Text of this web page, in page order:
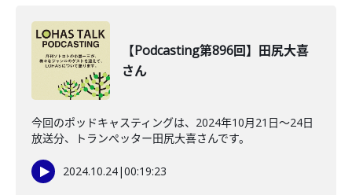
【Podcasting第896回】田尻大喜
さん
今回のポッドキャスティングは、2024年10月21日〜24日
放送分、トランぺッター田尻大喜さんです。
2024.10.24|00:19:23